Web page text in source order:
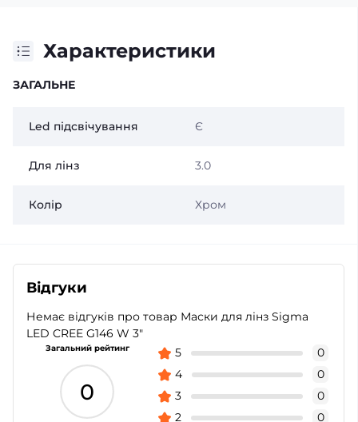
Характеристики
ЗАГАЛЬНЕ
Led підсвічування Є
Для лінз 3.0
Колір Хром
Відгуки
Немає відгуків про товар Маски для лінз Sigma
LED CREE G146 W 3"
Загальний рейтинг
0
5
0
4
0
3
0
2
0